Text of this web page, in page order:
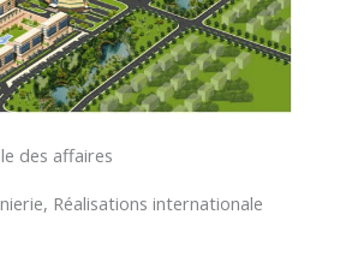
des affaires
Réalisations internationale